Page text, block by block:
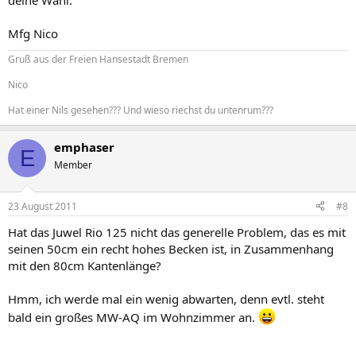
Mfg Nico
Gruß aus der Freien Hansestadt Bremen
Nico
Hat einer Nils gesehen??? Und wieso riechst du untenrum???
E emphaser
Member
23 August 2011 #8
Hat das Juwel Rio 125 nicht das generelle Problem, das es mit
seinen 50cm ein recht hohes Becken ist, in Zusammenhang
mit den 80cm Kantenlänge?
Hmm, ich werde mal ein wenig abwarten, denn evtl. steht
bald ein großes MW-AQ im Wohnzimmer an.